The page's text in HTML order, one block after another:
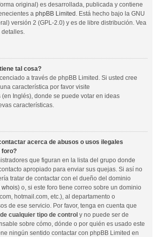
original) es desarrollada, publicada y contiene
a phpBB Limited . Está hecho bajo la GNU
versión 2 (GPL-2.0) y es de libre distribución. Vea
tal cosa?
a través de phpBB Limited. Si usted cree
característica por favor visite
(en Inglés), donde se puede votar en ideas
características.
acerca de abusos o usos ilegales
foro?
que figuran en la lista del grupo donde
apropiado para enviar sus quejas. Si así no
tratar de contactar con el dueño del dominio
whois) o, si este foro tiene correo sobre un dominio
hotmail.com, etc.), al departamento o
de ese servicio. Por favor, tenga en cuenta que
cualquier tipo de control y no puede ser de
sobre cómo, dónde o por quién es usado este
ningún sentido contactar con phpBB Limited en